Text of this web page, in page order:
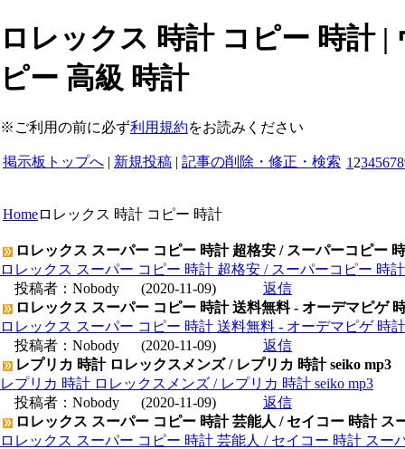
ロレックス 時計 コピー 時計
ピー 高級 時計
※ご利用の前に必ず利用規約をお読みください
掲示板トップへ | 新規投稿 | 記事の削除・修正・検索 1 2345678
Homeロレックス 時計 コピー 時計
ロレックス スーパー コピー 時計 超格安 / スーパーコピー
ロレックス スーパー コピー 時計 超格安 / スーパーコピー 時
投稿者： Nobody (2020-11-09)
返信
ロレックス スーパー コピー 時計 送料無料 - オーデマピゲ
ロレックス スーパー コピー 時計 送料無料 - オーデマピゲ 時
投稿者： Nobody (2020-11-09)
返信
レプリカ 時計 ロレックスメンズ / レプリカ 時計 seiko mp3
レプリカ 時計 ロレックスメンズ / レプリカ 時計 seiko mp3
投稿者： Nobody (2020-11-09)
返信
ロレックス スーパー コピー 時計 芸能人 / セイコー 時計 ス
ロレックス スーパー コピー 時計 芸能人 / セイコー 時計 スー